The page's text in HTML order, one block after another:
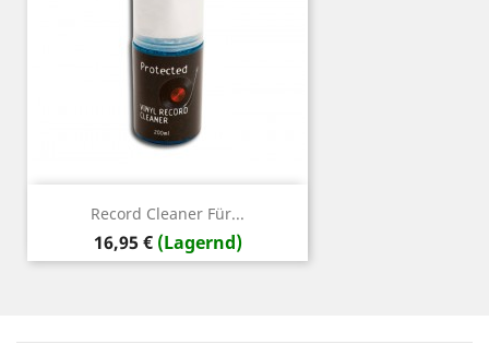
Record Cleaner Für...
Preis
16,95 € (Lagernd)